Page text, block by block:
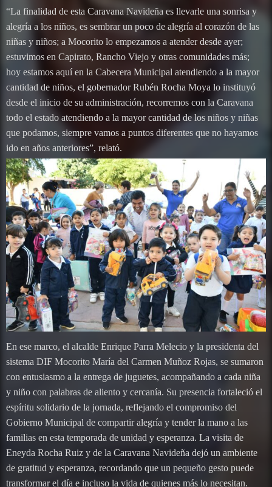
“La finalidad de esta Caravana Navideña es llevarle una sonrisa y
alegría a los niños, es sembrar un poco de alegría al corazón de las
niñas y niños; a Mocorito lo empezamos a atender desde ayer;
estuvimos en Capirato, Rancho Viejo y otras comunidades más;
hoy estamos aquí en la Cabecera Municipal atendiendo a la mayor
cantidad de niños, el gobernador Rubén Rocha Moya lo instituyó
desde el inicio de su administración, recorremos con la Caravana
todo el estado atendiendo a la mayor cantidad de los niños y niñas
que podamos, siempre vamos a puntos diferentes que no hayamos
ido en años anteriores”, relató.
En ese marco, el alcalde Enrique Parra Melecio y la presidenta del
sistema DIF Mocorito María del Carmen Muñoz Rojas, se sumaron
con entusiasmo a la entrega de juguetes, acompañando a cada niña
y niño con palabras de aliento y cercanía. Su presencia fortaleció el
espíritu solidario de la jornada, reflejando el compromiso del
Gobierno Municipal de compartir alegría y tender la mano a las
familias en esta temporada de unidad y esperanza. La visita de
Eneyda Rocha Ruiz y de la Caravana Navideña dejó un ambiente
de gratitud y esperanza, recordando que un pequeño gesto puede
transformar el día e incluso la vida de quienes más lo necesitan.